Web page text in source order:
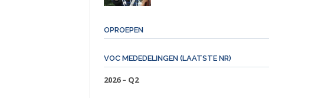
OPROEPEN
VOC MEDEDELINGEN (LAATSTE NR)
2026 – Q2